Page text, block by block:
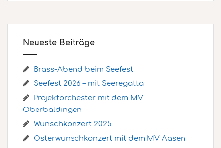
Neueste Beiträge
Brass-Abend beim Seefest
Seefest 2026 – mit Seeregatta
Projektorchester mit dem MV
Oberbaldingen
Wunschkonzert 2025
Osterwunschkonzert mit dem MV Aasen